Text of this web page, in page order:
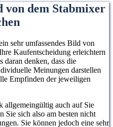
von dem Stabmixer
sehr umfassendes Bild von
Kaufentscheidung erleichtern
daran denken, dass die
Meinungen darstellen
Empfinden der jeweiligen
allgemeingültig auch auf Sie
Sie sich also am besten nicht
Sie können jedoch eine sehr